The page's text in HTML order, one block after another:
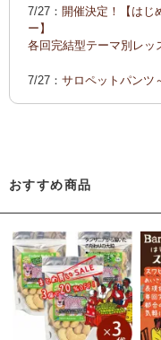
「ポイントカーニバル
◆お買い上げ商品への
えるポイントプレゼント
7/27： 開催決定！【はじ
ー】
各回完結型テーマ別レッ
7/27： サロペットパンツ
7/21：夏休み開催決定！
ャラリー】
「ティンガティンガ・う
う」
7/21：リバーシブルB4ト
おすすめ商品